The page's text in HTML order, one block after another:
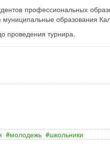
профессиональных
образования
проведения турнира.
молодежь школьники